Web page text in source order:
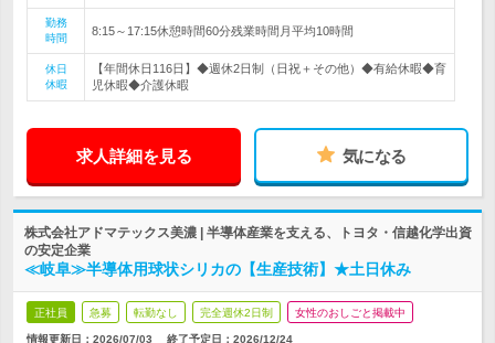
勤務
時間
8:15～17:15休憩時間60分残業時間月平均10時間
休日
休暇
【年間休日116日】◆週休2日制（日祝＋その他）◆有給休暇◆育
児休暇◆介護休暇
求人詳細を見る 気になる
株式会社アドマテックス美濃 | 半導体産業を支える、トヨタ・信越化学出資
の安定企業
≪岐阜≫半導体用球状シリカの【生産技術】★土日休み
正社員 急募 転勤なし 完全週休2日制 女性のおしごと掲載中
情報更新日：2026/07/03 終了予定日： 2026/12/24